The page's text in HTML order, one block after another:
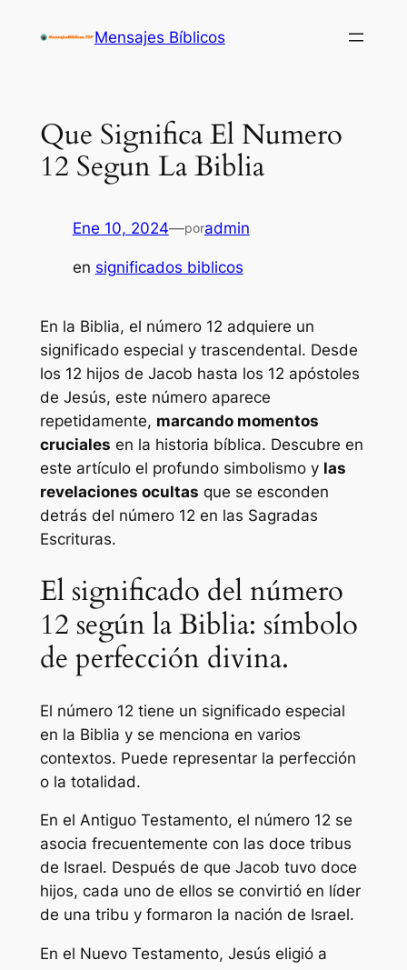
Mensajes Bíblicos
Que Significa El Numero
12 Segun La Biblia
Ene 10, 2024—poradmin
en significados biblicos
En la Biblia, el número 12 adquiere un
significado especial y trascendental. Desde
los 12 hijos de Jacob hasta los 12 apóstoles
de Jesús, este número aparece
repetidamente, marcando momentos
cruciales en la historia bíblica. Descubre en
este artículo el profundo simbolismo y las
revelaciones ocultas que se esconden
detrás del número 12 en las Sagradas
Escrituras.
El significado del número
12 según la Biblia: símbolo
de perfección divina.
El número 12 tiene un significado especial
en la Biblia y se menciona en varios
contextos. Puede representar la perfección
o la totalidad.
En el Antiguo Testamento, el número 12 se
asocia frecuentemente con las doce tribus
de Israel. Después de que Jacob tuvo doce
hijos, cada uno de ellos se convirtió en líder
de una tribu y formaron la nación de Israel.
En el Nuevo Testamento, Jesús eligió a